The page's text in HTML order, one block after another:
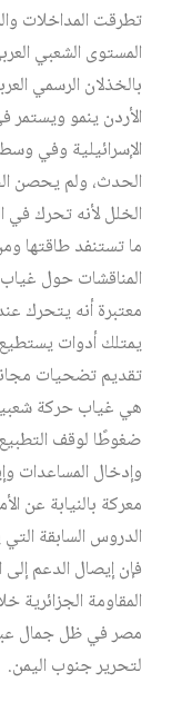
تطرقت المداخلات
المستوى الشعبي
بالخذلان الرسمي
الأردن ينمو ويستمر
الإسرائيلية وفي
الحدث، ولم يحصن
الخلل لأنه تحرك في
ما تستنفد طاقتها
المناقشات حول غياب
معتبرة أنه يتحرك
يمتلك أدوات
تقديم تضحيات
هي غياب حركة
ضغوطًا لوقف
وإدخال المساعدات
معركة بالنيابة عن
الدروس السابقة
فإن إيصال الدعم
المقاومة
مصر في ظل جمال
لتحرير جنوب اليمن.